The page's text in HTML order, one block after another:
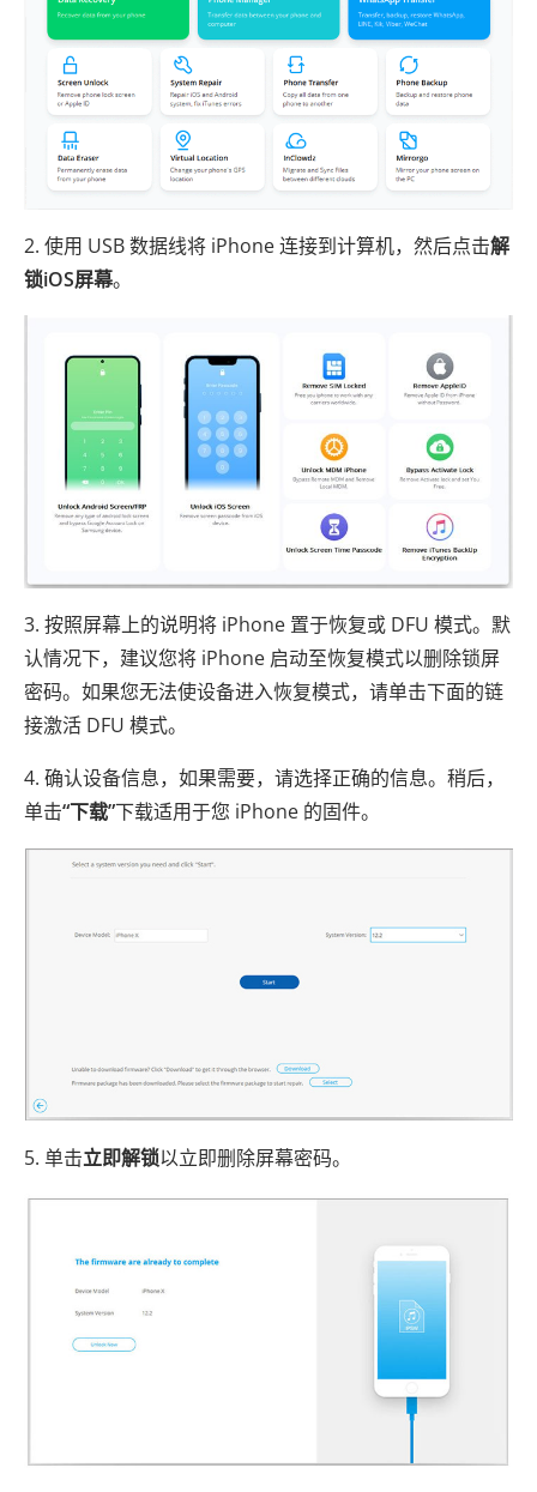
2. 使用 USB 数据线将 iPhone 连接到计算机，然后点击解
锁iOS屏幕。
3. 按照屏幕上的说明将 iPhone 置于恢复或 DFU 模式。默
认情况下，建议您将 iPhone 启动至恢复模式以删除锁屏
密码。如果您无法使设备进入恢复模式，请单击下面的链
接激活 DFU 模式。
4. 确认设备信息，如果需要，请选择正确的信息。稍后，
单击“下载”下载适用于您 iPhone 的固件。
5. 单击立即解锁以立即删除屏幕密码。